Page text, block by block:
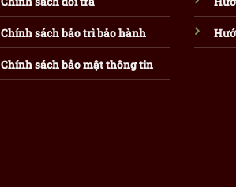
Chính sách bảo trì bảo hành
Chính sách bảo mật thông tin